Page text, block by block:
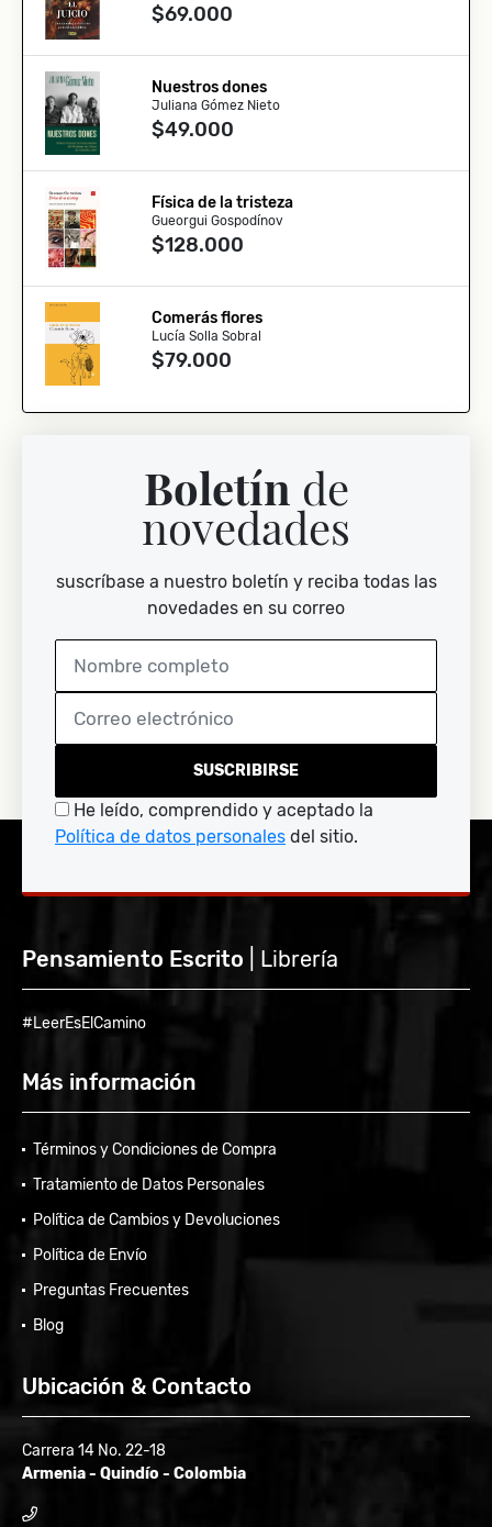
$69.000
Nuestros dones
Juliana Gómez Nieto
$49.000
Física de la tristeza
Gueorgui Gospodínov
$128.000
Comerás flores
Lucía Solla Sobral
$79.000
Boletín de
novedades
suscríbase a nuestro boletín y reciba todas las
novedades en su correo
SUSCRIBIRSE
He leído, comprendido y aceptado la
Política de datos personales del sitio.
Pensamiento Escrito | Librería
#LeerEsElCamino
Más información
Términos y Condiciones de Compra
Tratamiento de Datos Personales
Política de Cambios y Devoluciones
Política de Envío
Preguntas Frecuentes
Blog
Ubicación & Contacto
Carrera 14 No. 22-18
Armenia - Quindío - Colombia